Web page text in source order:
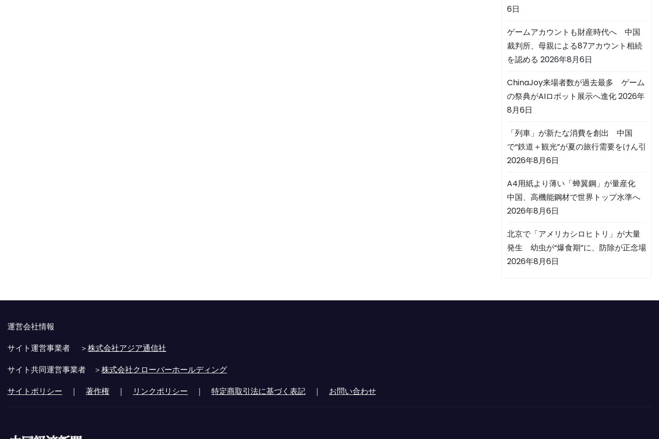
6日
ゲームアカウントも財産時代へ 中国
裁判所、母親による87アカウント相続
を認める 2026年8月6日
ChinaJoy来場者数が過去最多 ゲーム
の祭典がAIロボット展示へ進化2026年
8月6日
「列車」が新たな消費を創出 中国
で“鉄道＋観光”が夏の旅行需要をけん引
2026年8月6日
A4用紙より薄い「蝉翼鋼」が量産化
中国、高機能鋼材で世界トップ水準へ
2026年8月6日
北京で「アメリカシロヒトリ」が大量
発生 幼虫が“爆食期”に、防除が正念場
2026年8月6日
運営会社情報
サイト運営事業者 ＞株式会社アジア通信社
サイト共同運営事業者 ＞株式会社クローバーホールディング
サイトポリシー ｜ 著作権 ｜ リンクポリシー ｜ 特定商取引法に基づく表記 ｜ お問い合わせ